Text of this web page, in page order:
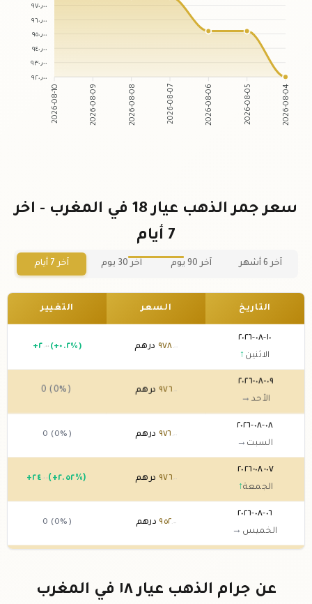
٩٧٠٫٠٠
٩٦٠٫٠٠
٩٥٠٫٠٠
٩٤٠٫٠٠
٩٣٠٫٠٠
٩٢٠٫٠٠
2026-08-10 2026-08-09 2026-08-08 2026-08-07 2026-08-06 2026-08-05 2026-08-04
سعر جمر الذهب عيار 18 في المغرب - اخر
7 أيام
آخر 6 أشهر آخر 90 يوم آخر 30 يوم آخر 7 أيام
التاريخ السعر التغيير
١٠-٠٨-٢٠٢٦
الاثنين ↑
٩٧٨ .٠٠ درهم +٢ .٠٠ (+٠.٢%)
٠٩-٠٨-٢٠٢٦
الأحد →
٩٧٦ درهم 0 (0%)
٠٨-٠٨-٢٠٢٦
السبت →
٩٧٦ .٠٠ درهم 0 (0%)
٠٧-٠٨-٢٠٢٦
الجمعة↑
٩٧٦ .٠٠ درهم +٢٤ .٠٠ (+٢.٥٢%)
٠٦-٠٨-٢٠٢٦
الخميس →
٩٥٢.٠٠ درهم 0 (0%)
عن جرام الذهب عيار ١٨ في المغرب